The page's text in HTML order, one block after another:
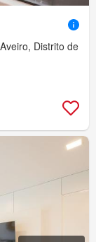
Distrito de